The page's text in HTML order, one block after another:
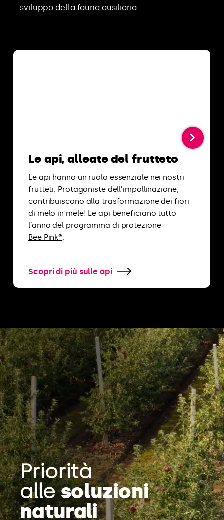
sviluppo della fauna ausiliaria.
Le api, alleate del frutteto
Le api hanno un ruolo essenziale nei nostri
frutteti. Protagoniste dell’impollinazione,
contribuiscono alla trasformazione dei fiori
di melo in mele! Le api beneficiano tutto
l’anno del programma di protezione
Bee Pink®.
Scopri di più sulle api
Priorità
allesoluzioni
naturali